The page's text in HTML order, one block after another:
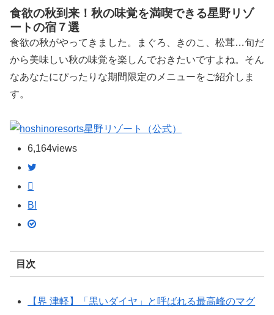
食欲の秋到来！秋の味覚を満喫できる星野リゾ
ートの宿７選
食欲の秋がやってきました。まぐろ、きのこ、松茸…旬だ
から美味しい秋の味覚を楽しんでおきたいですよね。そん
なあなたにぴったりな期間限定のメニューをご紹介しま
す。
星野リゾート（公式）
6,164views
B!
目次
【界 津軽】「黒いダイヤ」と呼ばれる最高峰のマグ